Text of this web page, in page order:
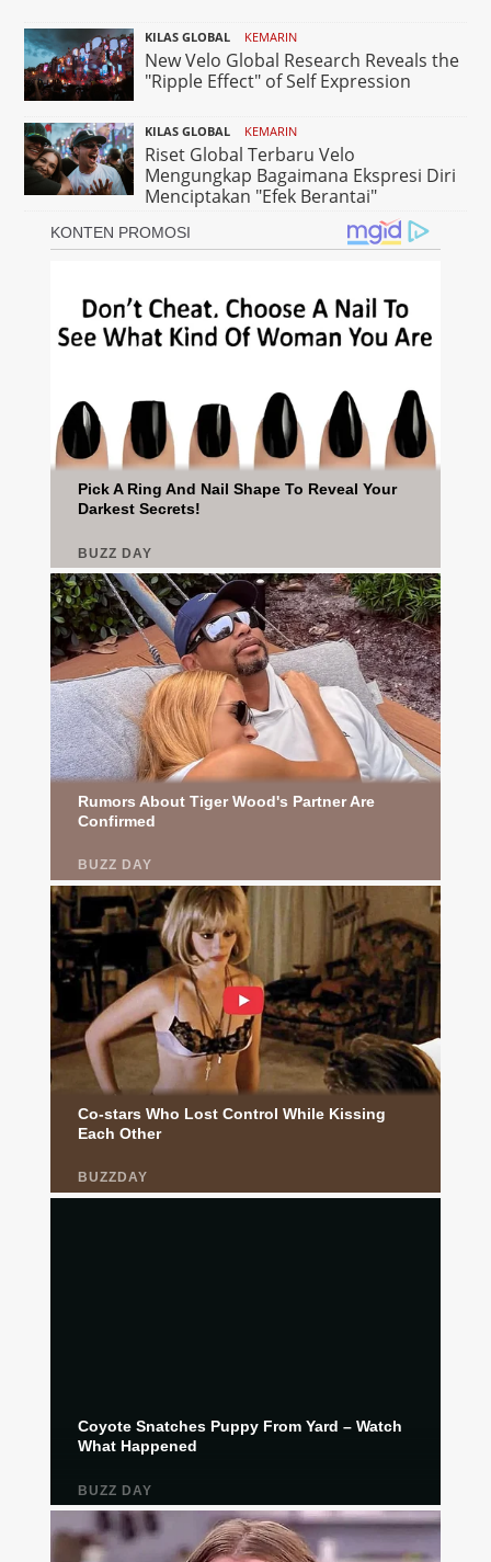
KILAS GLOBAL KEMARIN
New Velo Global Research Reveals the
"Ripple Effect" of Self Expression
KILAS GLOBAL KEMARIN
Riset Global Terbaru Velo
Mengungkap Bagaimana Ekspresi Diri
Menciptakan "Efek Berantai"